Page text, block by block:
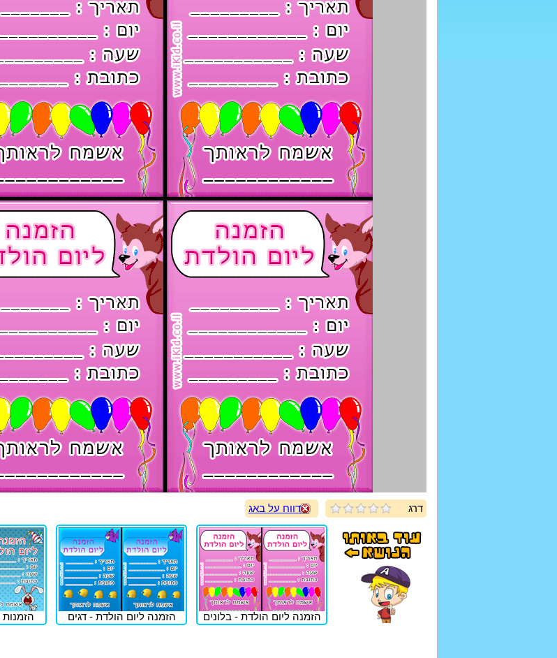
דרג דווח על באג
הזמנה ליום הולדת - בלונים הזמנה ליום הולדת - דגים הזמנות